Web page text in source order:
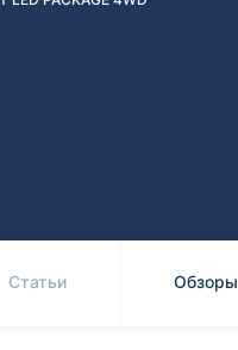
и конструкторы
Статьи Обзоры